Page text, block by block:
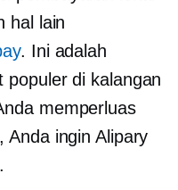
hal lain
. Ini adalah
populer di kalangan
memperluas
Anda ingin Alipary